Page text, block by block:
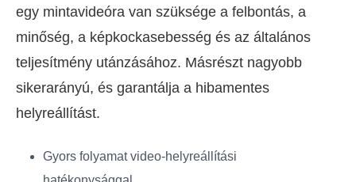
egy mintavideóra van szüksége a felbontás, a
minőség, a képkockasebesség és az általános
teljesítmény utánzásához. Másrészt nagyobb
sikerarányú, és garantálja a hibamentes
helyreállítást.
Gyors folyamat video-helyreállítási